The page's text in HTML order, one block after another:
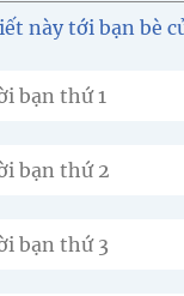
này tới bạn bè